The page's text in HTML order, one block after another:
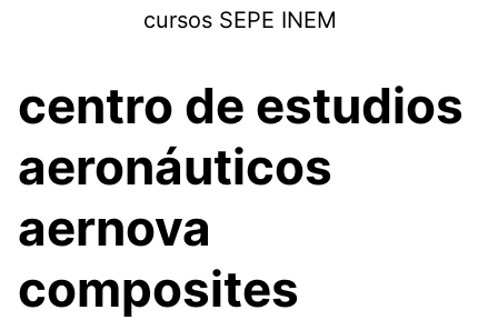
cursos SEPE INEM
centro de estudios
aeronáuticos
aernova
composites